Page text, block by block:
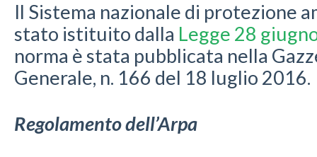
Il Sistema nazionale di protezione
stato istituito dalla Legge 28
norma è stata pubblicata nella
Generale, n. 166 del 18 luglio 2016.
Regolamento dell’Arpa